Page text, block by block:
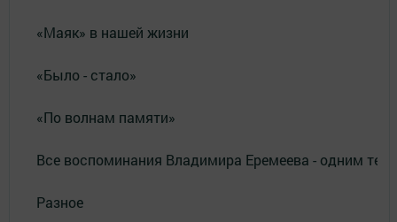
«Маяк» в нашей жизни
«Было - стало»
«По волнам памяти»
Все воспоминания Владимира Еремеева - одним
Разное